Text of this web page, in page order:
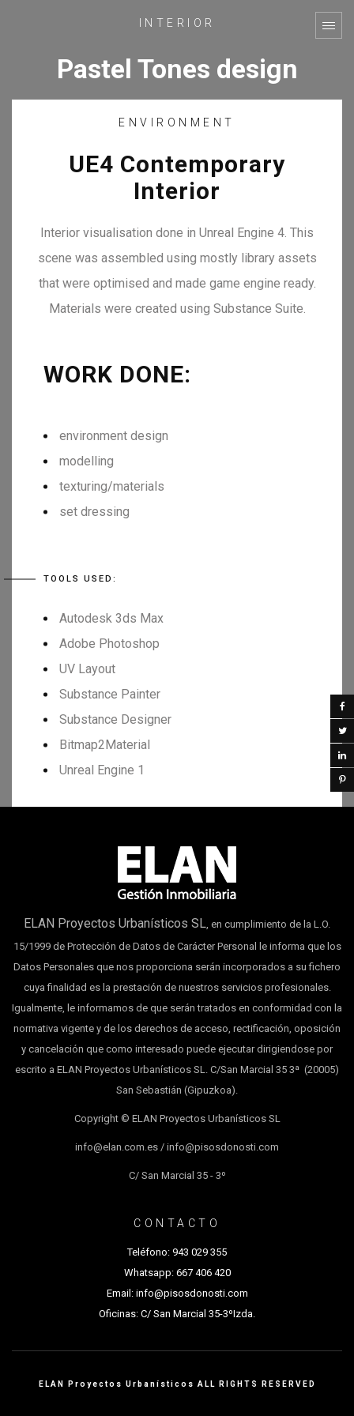
INTERIOR
Pastel Tones design
ENVIRONMENT
UE4 Contemporary
Interior
Interior visualisation done in Unreal Engine 4. This
scene was assembled using mostly library assets
that were optimised and made game engine ready.
Materials were created using Substance Suite.
WORK DONE:
environment design
modelling
texturing/materials
set dressing
TOOLS USED:
Autodesk 3ds Max
Adobe Photoshop
UV Layout
Substance Painter
Substance Designer
Bitmap2Material
Unreal Engine 1
ELAN Proyectos Urbanísticos SL, en cumplimiento de la L.O.
15/1999 de Protección de Datos de Carácter Personal le informa que los
Datos Personales que nos proporciona serán incorporados a su fichero
cuya finalidad es la prestación de nuestros servicios profesionales.
Igualmente, le informamos de que serán tratados en conformidad con la
normativa vigente y de los derechos de acceso, rectificación, oposición
y cancelación que como interesado puede ejecutar dirigiendose por
escrito a ELAN Proyectos Urbanísticos SL. C/San Marcial 35 3ª (20005)
San Sebastián (Gipuzkoa).
Copyright © ELAN Proyectos Urbanísticos SL
info@elan.com.es / info@pisosdonosti.com
C/ San Marcial 35 - 3º
CONTACTO
Teléfono: 943 029 355
Whatsapp: 667 406 420
Email: info@pisosdonosti.com
Oficinas: C/ San Marcial 35-3ºIzda.
ELAN Proyectos Urbanísticos ALL RIGHTS RESERVED